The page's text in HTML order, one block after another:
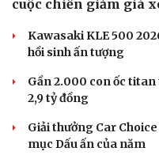
cuộc chiến giảm giá
Kawasaki KLE 500
hồi sinh ấn tượng
Gần 2.000 con ốc
2,9 tỷ đồng
Giải thưởng Car
mục Dấu ấn của năm